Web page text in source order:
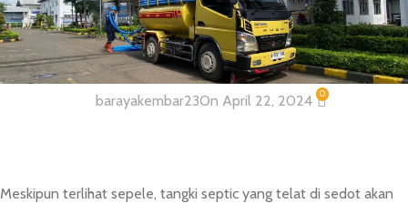
Layanan Sedot WC dan Tinja
Wilayah Roxy Mas dan Sekitarnya
barayakembar23On April 22, 2024 0
Meskipun terlihat sepele, tangki septic yang telat di sedot akan